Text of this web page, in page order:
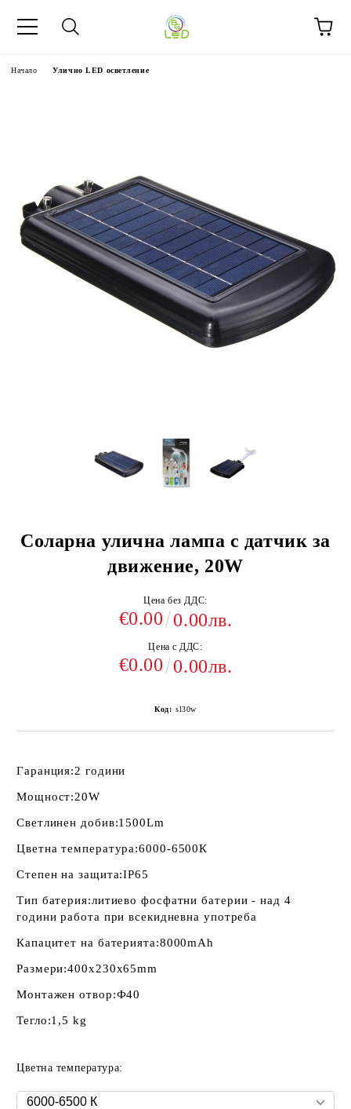
Начало Улично LED осветление
Соларна улична лампа с датчик за
движение, 20W
Цена без ДДС:
€0.00 0.00лв.
Цена с ДДС:
€0.00 0.00лв.
Код: sl30w
Гаранция:2 години
Мощност:20W
Светлинен добив:1500Lm
Цветна температура:6000-6500К
Степен на защита:IP65
Тип батерия:литиево фосфатни батерии - над 4
години работа при всекидневна употреба
Капацитет на батерията:8000mAh
Размери:400x230x65mm
Монтажен отвор:Ф40
Тегло:1,5 kg
Цветна температура: